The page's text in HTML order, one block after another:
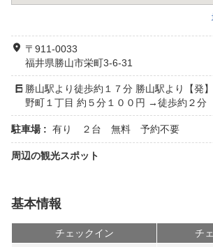
〒911-0033
福井県勝山市栄町3-6-31
勝山駅より徒歩約１７分 勝山駅より【発
野町１丁目 約５分１００円 →徒歩約２分
駐車場 : 有り ２台 無料 予約不要
周辺の観光スポット
基本情報
チェックイン
チ